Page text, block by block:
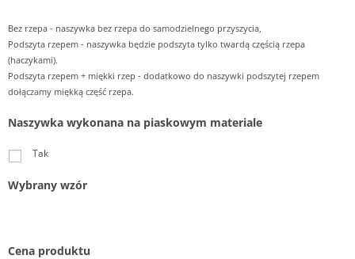
Bez rzepa - naszywka bez rzepa do samodzielnego przyszycia,
Podszyta rzepem - naszywka będzie podszyta tylko twardą częścią rzepa
(haczykami).
Podszyta rzepem + miękki rzep - dodatkowo do naszywki podszytej rzepem
dołączamy miękką część rzepa.
Naszywka wykonana na piaskowym materiale
Tak
Wybrany wzór
Cena produktu